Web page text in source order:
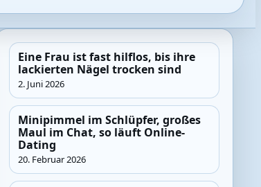
Eine Frau ist fast hilflos, bis ihre
lackierten Nägel trocken sind
2. Juni 2026
Minipimmel im Schlüpfer, großes
Maul im Chat, so läuft Online-
Dating
20. Februar 2026